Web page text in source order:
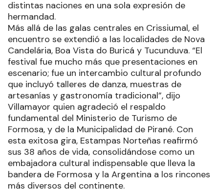
distintas naciones en una sola expresión de
hermandad.
Más allá de las galas centrales en Crissiumal, el
encuentro se extendió a las localidades de Nova
Candelária, Boa Vista do Buricá y Tucunduva. “El
festival fue mucho más que presentaciones en
escenario; fue un intercambio cultural profundo
que incluyó talleres de danza, muestras de
artesanías y gastronomía tradicional”, dijo
Villamayor quien agradeció el respaldo
fundamental del Ministerio de Turismo de
Formosa, y de la Municipalidad de Pirané. Con
esta exitosa gira, Estampas Norteñas reafirmó
sus 38 años de vida, consolidándose como un
embajadora cultural indispensable que lleva la
bandera de Formosa y la Argentina a los rincones
más diversos del continente.